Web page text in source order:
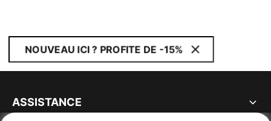
NOUVEAU ICI ? PROFITE DE -15%
ASSISTANCE